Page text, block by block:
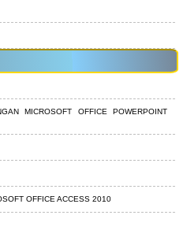
MICROSOFT OFFICE POWERPOINT
OFFICE ACCESS 2010